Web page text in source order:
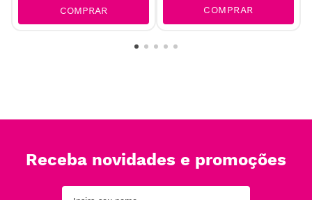
COMPRAR COMPRAR
Receba novidades e promoções